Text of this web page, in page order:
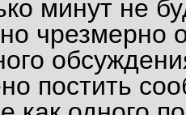
минут не
чрезмерно
постить